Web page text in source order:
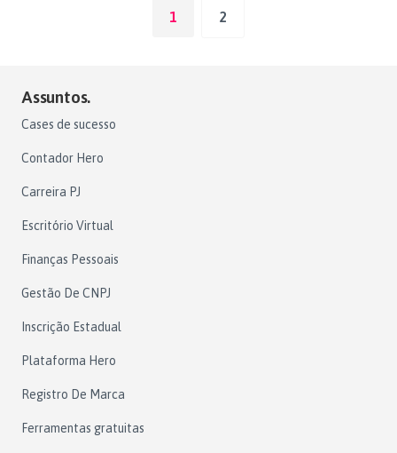
1 2
Assuntos.
Cases de sucesso
Contador Hero
Carreira PJ
Escritório Virtual
Finanças Pessoais
Gestão De CNPJ
Inscrição Estadual
Plataforma Hero
Registro De Marca
Ferramentas gratuitas